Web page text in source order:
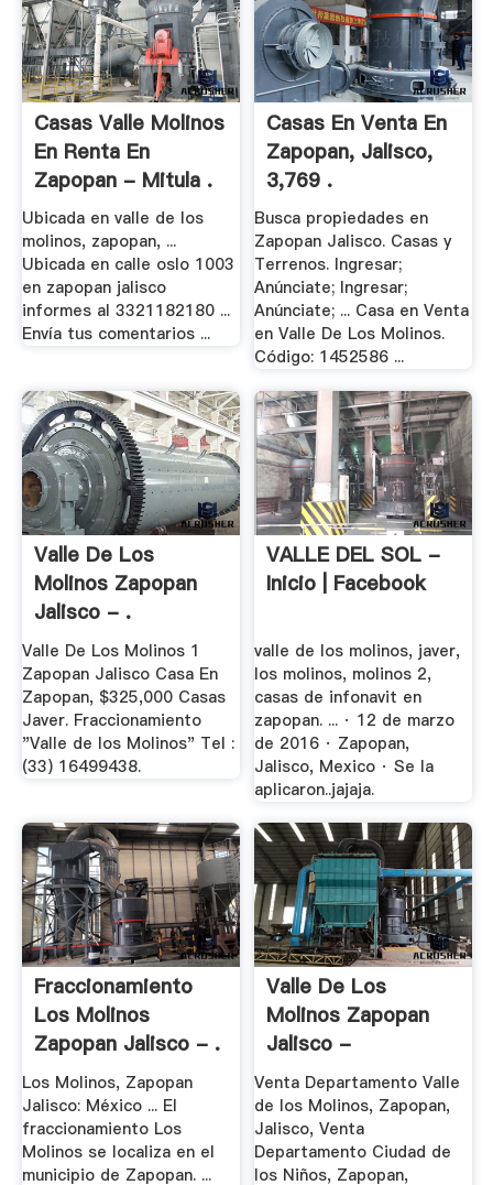
Casas Valle Molinos
En Renta En
Zapopan - Mitula .
Ubicada en valle de los
molinos, zapopan, ...
Ubicada en calle oslo 1003
en zapopan jalisco
informes al 3321182180 ...
Envía tus comentarios ...
Casas En Venta En
Zapopan, Jalisco,
3,769 .
Busca propiedades en
Zapopan Jalisco. Casas y
Terrenos. Ingresar;
Anúnciate; Ingresar;
Anúnciate; ... Casa en Venta
en Valle De Los Molinos.
Código: 1452586 ...
Valle De Los
Molinos Zapopan
Jalisco - .
Valle De Los Molinos 1
Zapopan Jalisco Casa En
Zapopan, $325,000 Casas
Javer. Fraccionamiento
"Valle de los Molinos" Tel :
(33) 16499438.
VALLE DEL SOL -
Inicio | Facebook
valle de los molinos, javer,
los molinos, molinos 2,
casas de infonavit en
zapopan. ... · 12 de marzo
de 2016 · Zapopan,
Jalisco, Mexico · Se la
aplicaron..jajaja.
Fraccionamiento
Los Molinos
Zapopan Jalisco - .
Los Molinos, Zapopan
Jalisco: México ... El
fraccionamiento Los
Molinos se localiza en el
municipio de Zapopan. ...
Valle De Los
Molinos Zapopan
Jalisco -
Trituradora .
Venta Departamento Valle
de los Molinos, Zapopan,
Jalisco, Venta
Departamento Ciudad de
los Niños, Zapopan,